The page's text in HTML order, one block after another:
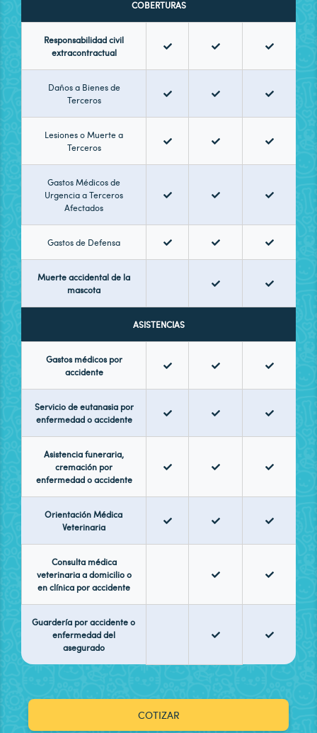
COBERTURAS
Responsabilidad civil
extracontractual
Daños a Bienes de
Terceros
Lesiones o Muerte a
Terceros
Gastos Médicos de
Urgencia a Terceros
Afectados
Gastos de Defensa
Muerte accidental de la
mascota
ASISTENCIAS
Gastos médicos por
accidente
Servicio de eutanasia por
enfermedad o accidente
Asistencia funeraria,
cremación por
enfermedad o accidente
Orientación Médica
Veterinaria
Consulta médica
veterinaria a domicilio o
en clínica por accidente
Guardería por accidente o
enfermedad del
asegurado
COTIZAR